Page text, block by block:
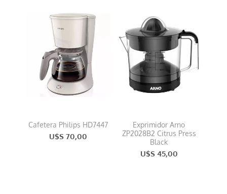
Cafetera Philips HD7447
U$S 70,00
Exprimidor Arno
ZP2028B2 Citrus Press
Black
U$S 45,00